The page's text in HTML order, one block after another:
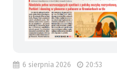
6 sierpnia 2026 20:53